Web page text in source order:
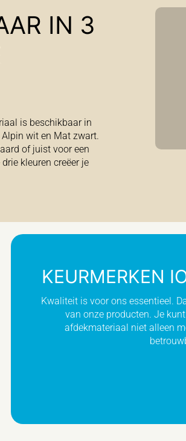
IN 3
is beschikbaar in
wit en Mat zwart.
of juist voor een
kleuren creëer je
KEURMERKEN
Kwaliteit is voor ons essentieel.
van onze producten. Je
afdekmateriaal niet alleen